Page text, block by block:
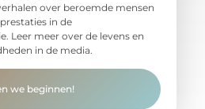
over beroemde mensen
in de
Leer meer over de levens en
in de media.
we beginnen!